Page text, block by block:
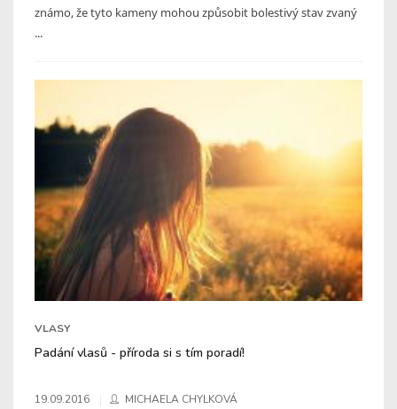
známo, že tyto kameny mohou způsobit bolestivý stav zvaný
...
VLASY
Padání vlasů - příroda si s tím poradí!
19.09.2016 MICHAELA CHYLKOVÁ